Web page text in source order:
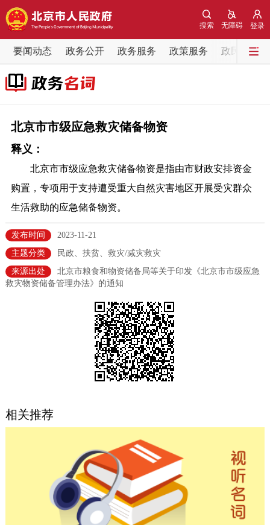
登录
无障碍
搜索
要闻动态 政务公开 政务服务 政策服务 政民互动
要闻动态
党中央精神
各区热点
政务公开
市领导 机构职能
政策兑现 政策解读
决策公开 专题公开
法人服务
利企服务
中介服务
12345网上接诉即办 我要咨询 我要建议
在线访谈 图说互动
北京市市级应急救灾储备物资
释义：
北京市市级应急救灾储备物资是指由市财政安排资金
购置，专项用于支持遭受重大自然灾害地区开展受灾群众
生活救助的应急储备物资。
发布时间
2023-11-21
主题分类
民政、扶贫、救灾/减灾救灾
来源出处
北京市粮食和物资储备局等关于印发《北京市市级应急
救灾物资储备管理办法》的通知
相关推荐